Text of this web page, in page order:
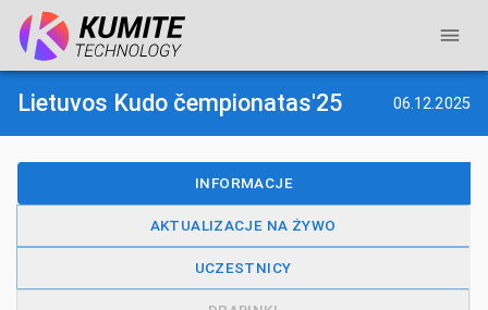
Lietuvos Kudo čempionatas'25 06.12.2025
INFORMACJE
AKTUALIZACJE NA ŻYWO
UCZESTNICY